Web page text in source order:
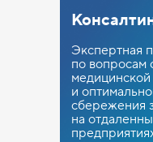
Экспертная
по вопросам
и
сбережения
на